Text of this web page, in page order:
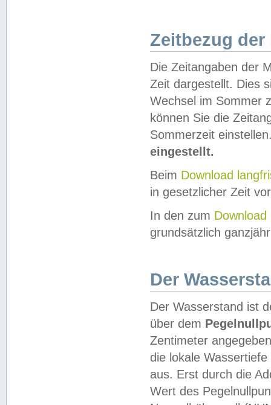
Zeitbezug der
Die Zeitangaben der
Zeit dargestellt. Dies
Wechsel im Sommer
können Sie die
Sommerzeit
eingestellt.
Beim Download
in gesetzlicher Zeit
In den zum Download
grundsätzlich
Der
Der Wasserstand ist
über dem
Zentimeter
die lokale
aus. Erst durch die
Wert des